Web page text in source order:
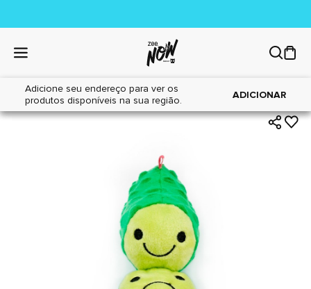
Adicione seu endereço para ver os
produtos disponíveis na sua região.
ADICIONAR
Home|Cães|Brinquedos